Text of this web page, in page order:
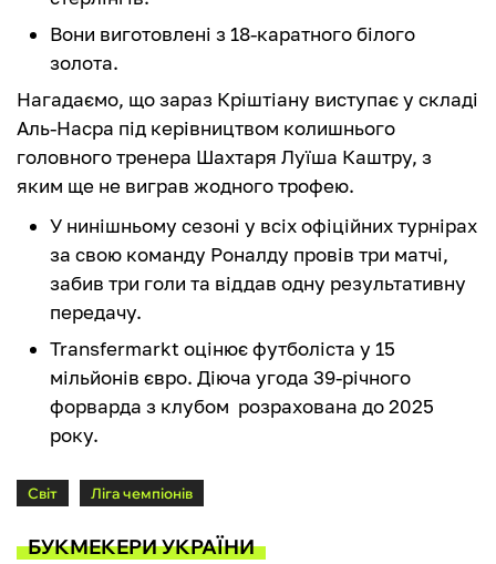
Вони виготовлені з 18-каратного білого
золота.
Нагадаємо, що зараз Кріштіану виступає у складі
Аль-Насра під керівництвом колишнього
головного тренера Шахтаря Луїша Каштру, з
яким ще не виграв жодного трофею.
У нинішньому сезоні у всіх офіційних турнірах
за свою команду Роналду провів три матчі,
забив три голи та віддав одну результативну
передачу.
Transfermarkt оцінює футболіста у 15
мільйонів євро. Діюча угода 39-річного
форварда з клубом розрахована до 2025
року.
Світ Ліга чемпіонів
БУКМЕКЕРИ УКРАЇНИ